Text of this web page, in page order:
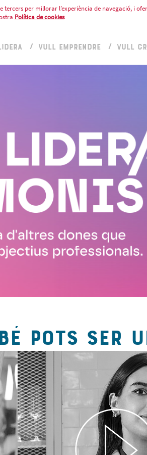
tercers per millorar l’experiència de navegació, i
Política de cookies
VULL EMPRENDRE VULL
POTS SER